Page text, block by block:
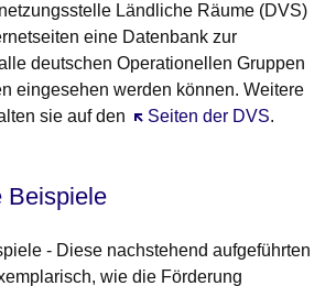
Ländliche Räume (DVS)
eine Datenbank zur
deutschen Operationellen Gruppen
eingesehen werden können. Weitere
sie auf den
Seiten der DVS
Öffnet sich in einem
.
Beispiele
- Diese nachstehend aufgeführten
wie die Förderung